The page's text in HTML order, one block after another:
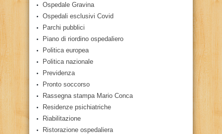
Ospedale Gravina
Ospedali esclusivi Covid
Parchi pubblici
Piano di riordino ospedaliero
Politica europea
Politica nazionale
Previdenza
Pronto soccorso
Rassegna stampa Mario Conca
Residenze psichiatriche
Riabilitazione
Ristorazione ospedaliera